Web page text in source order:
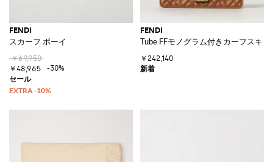
FENDI
スカーフ ボーイ
￥69,950
￥48,965
-30%
FENDI
Tube FFモノグラム付きカーフスキ
￥242,140